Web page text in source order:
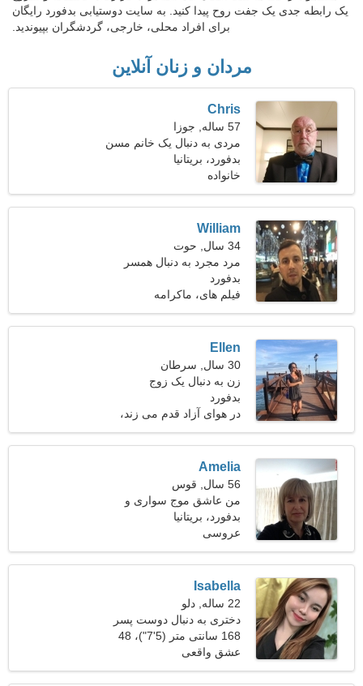
یک رابطه جدی یک جفت روح پیدا کنید. به سایت دوستیابی بدفورد رایگان
برای افراد محلی، خارجی، گردشگران بپیوندید.
مردان و زنان آنلاین
Chris
57 ساله, جوزا
مردی به دنبال یک خانم مسن
45-54
بدفورد، بریتانیا
خانواده
William
34 سال, حوت
مرد مجرد به دنبال همسر
بدفورد
فیلم های، ماکرامه
Ellen
30 سال, سرطان
زن به دنبال یک زوج
بدفورد
در هوای آزاد قدم می زند،
شیرجه زدن
Amelia
56 سال, قوس
من عاشق موج سواری و
گلف هستم
بدفورد، بریتانیا
عروسی
Isabella
22 ساله, دلو
دختری به دنبال دوست پسر
25-32
168 سانتی متر (5'7")، 48
کیلوگرم (105 پوند)
عشق واقعی